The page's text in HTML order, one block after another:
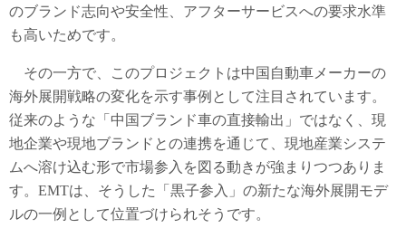
のブランド志向や安全性、アフターサービスへの要求水準
も高いためです。
その一方で、このプロジェクトは中国自動車メーカーの
海外展開戦略の変化を示す事例として注目されています。
従来のような「中国ブランド車の直接輸出」ではなく、現
地企業や現地ブランドとの連携を通じて、現地産業システ
ムへ溶け込む形で市場参入を図る動きが強まりつつありま
す。EMTは、そうした「黒子参入」の新たな海外展開モデ
ルの一例として位置づけられそうです。